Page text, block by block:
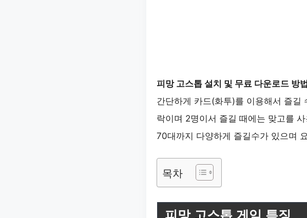
피망 고스톱 설치 및 무료 다운로드 방법
간단하게 카드(화투)를 이용해서 즐
락이며 2명이서 즐길 때에는 맞고를
70대까지 다양하게 즐길수가 있으며
목차